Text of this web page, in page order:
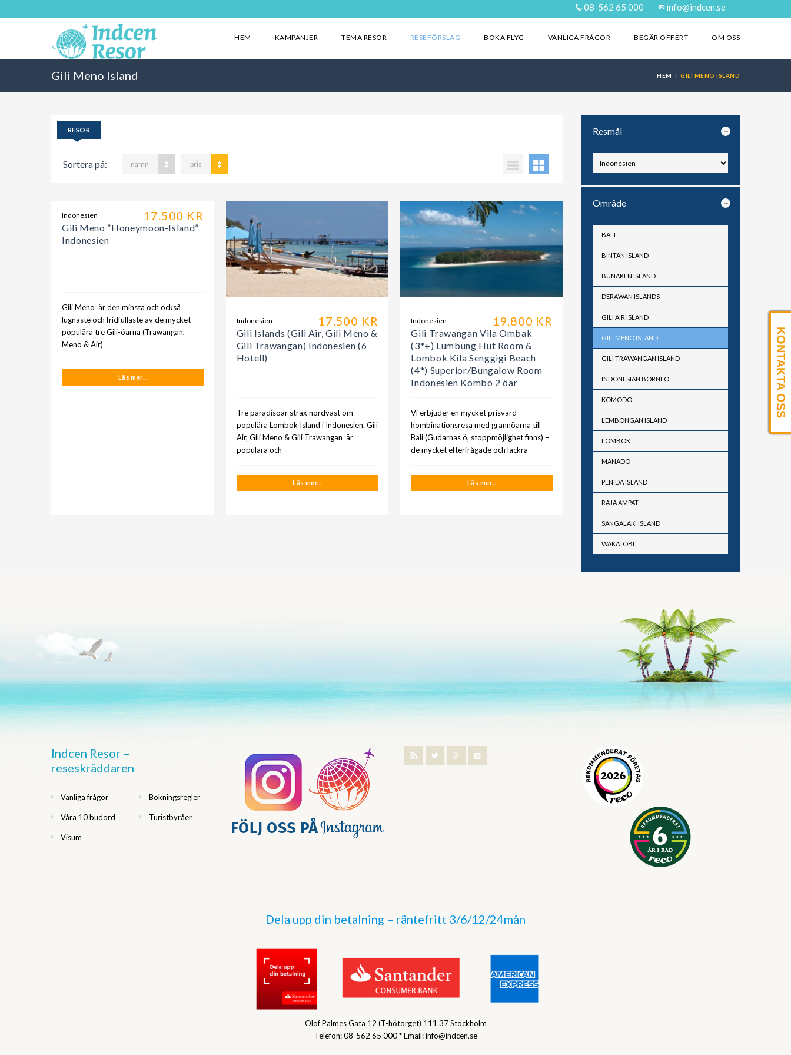
08-562 65 000 info@indcen.se
HEM KAMPANJER TEMA RESOR RESEFÖRSLAG BOKA FLYG VANLIGA FRÅGOR BEGÄR OFFERT OM OSS
Gili Meno Island HEM GILI MENO ISLAND
RESOR
Sortera på: namn pris
17.500 KR
Indonesien
Gili Meno ”Honeymoon-Island”
Indonesien
Gili Meno är den minsta och också
lugnaste och fridfullaste av de mycket
populära tre Gili-öarna (Trawangan,
Meno & Air)
Läs mer...
17.500 KR
Indonesien
Gili Islands (Gili Air, Gili Meno &
Gili Trawangan) Indonesien (6
Hotell)
Tre paradisöar strax nordväst om
populära Lombok Island i Indonesien. Gili
Air, Gili Meno & Gili Trawangan är
populära och
Läs mer...
19.800 KR
Indonesien
Gili Trawangan Vila Ombak
(3*+) Lumbung Hut Room &
Lombok Kila Senggigi Beach
(4*) Superior/Bungalow Room
Indonesien Kombo 2 öar
Vi erbjuder en mycket prisvärd
kombinationsresa med grannöarna till
Bali (Gudarnas ö, stoppmöjlighet finns) –
de mycket efterfrågade och läckra
Läs mer...
Resmål
Område
BALI
BINTAN ISLAND
BUNAKEN ISLAND
DERAWAN ISLANDS
GILI AIR ISLAND
GILI MENO ISLAND
GILI TRAWANGAN ISLAND
INDONESIAN BORNEO
KOMODO
LEMBONGAN ISLAND
LOMBOK
MANADO
PENIDA ISLAND
RAJA AMPAT
SANGALAKI ISLAND
WAKATOBI
Indcen Resor –
reseskräddaren
Vanliga frågor Bokningsregler
Våra 10 budord Turistbyråer
Visum
Dela upp din betalning – räntefritt 3/6/12/24mån
Olof Palmes Gata 12 (T-hötorget) 111 37 Stockholm
Telefon: 08-562 65 000 * Email: info@indcen.se
KONTAKTA OSS